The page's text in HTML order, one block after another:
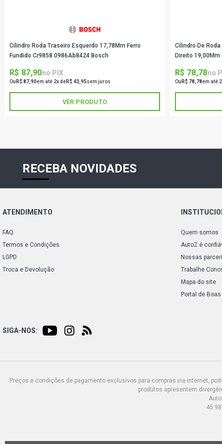
Cilindro Roda Traseiro Esquerdo 17,78Mm Ferro
Fundido Cr9858 0986Ab8424 Bosch
R$ 87,90no PIX
Ou R$ 87,90em até 2x deR$ 43,95sem juros
VER PRODUTO
Cilindro De
Direito
R$ 78,78no
Ou R$ 78,78em até
RECEBA NOVIDADES
ATENDIMENTO
FAQ
Termos e Condições
LGPD
Troca e Devolução
Quem somos
AutoZ é
Nossas
Trabalhe
Mapa do site
Portal de
SIGA-NOS:
Preços e condições de pagamento exclusivos para compras via internet,
produtos apresentem